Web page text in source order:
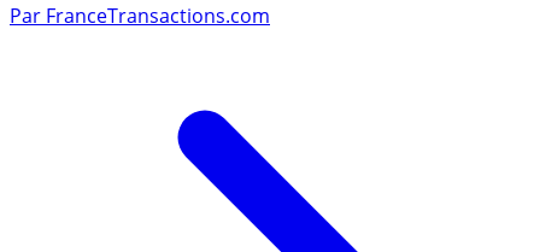
Par FranceTransactions.com